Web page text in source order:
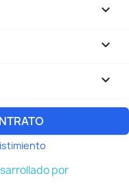


keyboard_arrow_down
por